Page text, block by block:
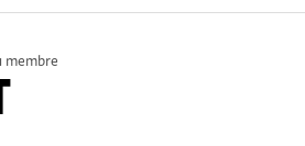
membre